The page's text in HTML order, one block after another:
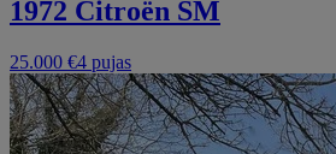
1972 Citroën SM
25.000 €4 pujas